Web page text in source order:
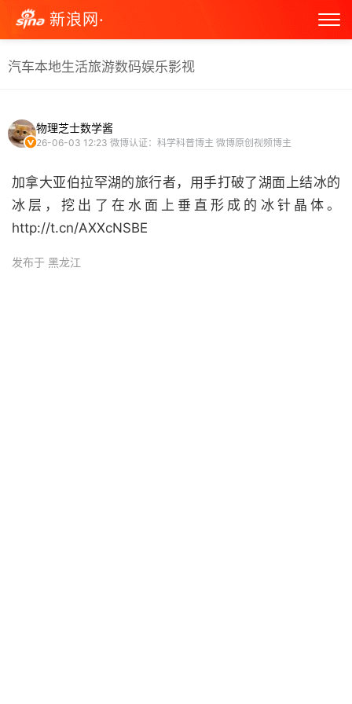
新浪网·
汽车本地生活旅游数码娱乐影视
物理芝士数学酱
26-06-03 12:23 微博认证：科学科普博主 微博原创视频博主
加拿大亚伯拉罕湖的旅行者，用手打破了湖面上结冰的
冰层，挖出了在水面上垂直形成的冰针晶体。
http://t.cn/AXXcNSBE ​
发布于 黑龙江